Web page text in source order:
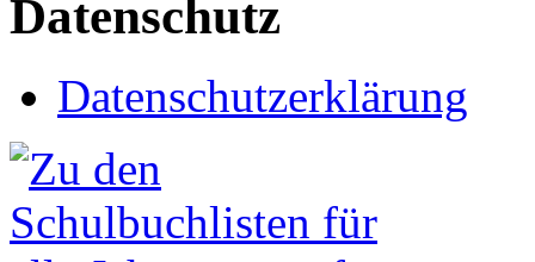
Datenschutz
Datenschutzerklärung